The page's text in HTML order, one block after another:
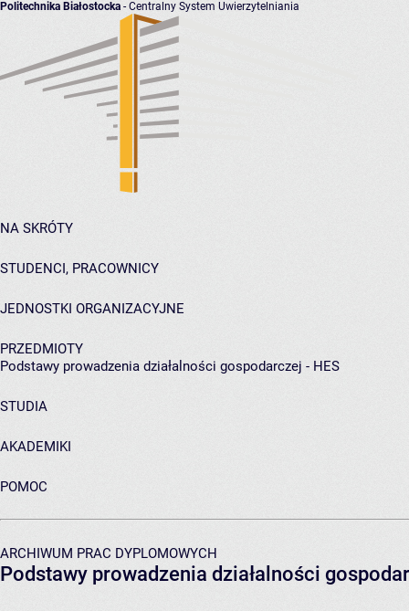
Politechnika Białostocka - Centralny System Uwierzytelniania
NA SKRÓTY
STUDENCI, PRACOWNICY
JEDNOSTKI ORGANIZACYJNE
PRZEDMIOTY
Podstawy prowadzenia działalności gospodarczej - HES
STUDIA
AKADEMIKI
POMOC
ARCHIWUM PRAC DYPLOMOWYCH
Podstawy prowadzenia działalności